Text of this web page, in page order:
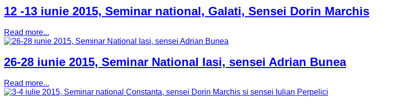
12 -13 iunie 2015, Seminar national, Galati, Sensei Dorin Marchis
Read more...
26-28 iunie 2015, Seminar National Iasi, sensei Adrian Bunea
Read more...